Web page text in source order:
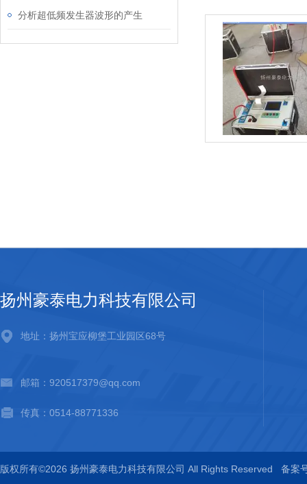
分析超低频发生器波形的产生
扬州豪泰电力科技有限公司
地址：扬州宝应柳堡工业园区68号
邮箱：920517379@qq.com
传真：0514-88771336
版权所有©2026 扬州豪泰电力科技有限公司 All Rights Reserved 备案